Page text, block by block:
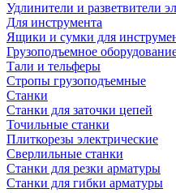
Удлинители и разветвители
Для инструмента
Ящики и сумки для
Грузоподъемное
Тали и тельферы
Стропы грузоподъемные
Станки
Станки для заточки цепей
Точильные станки
Плиткорезы электрические
Сверлильные станки
Станки для резки арматуры
Станки для гибки арматуры